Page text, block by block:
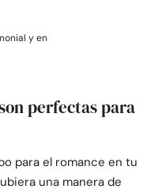
y en
perfectas para
para el romance en tu
una manera de